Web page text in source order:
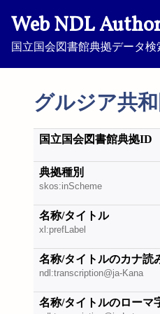
Web NDL
国立国会図書館典拠データ
グルジア共和
国立国会図書館典拠ID
典拠種別
skos:inScheme
名称/タイトル
xl:prefLabel
名称/タイトルのカナ読
ndl:transcription@ja-Kana
名称/タイトルのローマ